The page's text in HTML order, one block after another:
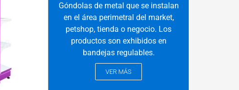
Góndolas de metal que se instalan
en el área perimetral del market,
petshop, tienda o negocio. Los
productos son exhibidos en
bandejas regulables.
VER MÁS